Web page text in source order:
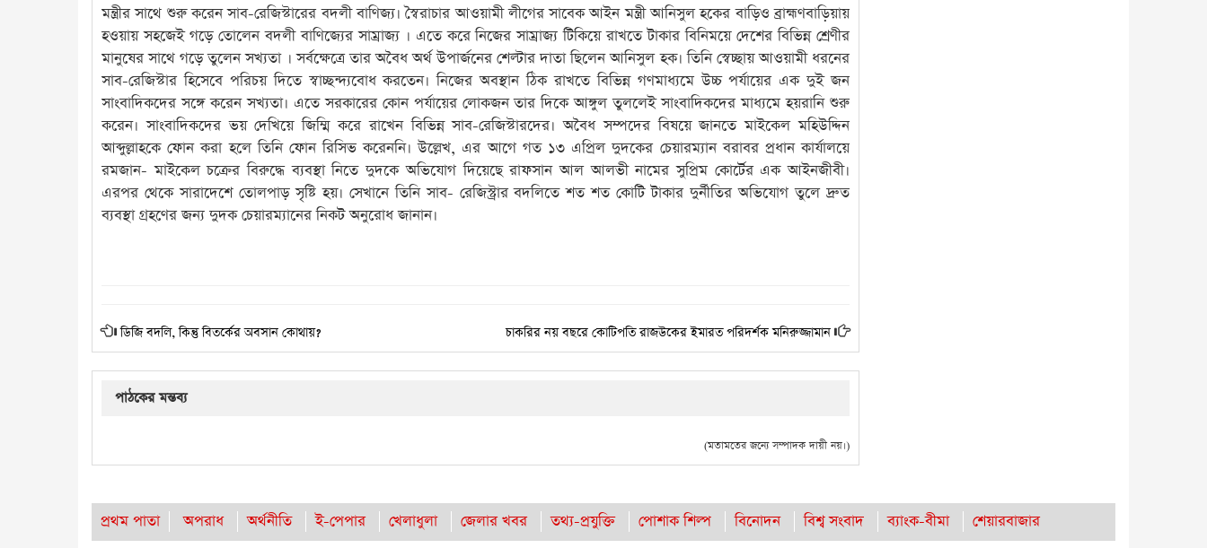
মন্ত্রীর সাথে শুরু করেন সাব-রেজিস্টারের বদলী বাণিজ্য। স্বৈরাচার আওয়ামী লীগের সাবেক আইন মন্ত্রী আনিসুল হকের বাড়িও ব্রাহ্মণবাড়িয়ায়
হওয়ায় সহজেই গড়ে তোলেন বদলী বাণিজ্যের সাম্রাজ্য । এতে করে নিজের সাম্রাজ্য টিকিয়ে রাখতে টাকার বিনিময়ে দেশের বিভিন্ন শ্রেণীর
মানুষের সাথে গড়ে তুলেন সখ্যতা । সর্বক্ষেত্রে তার অবৈধ অর্থ উপার্জনের শেল্টার দাতা ছিলেন আনিসুল হক। তিনি স্বেচ্ছায় আওয়ামী ধরনের
সাব-রেজিস্টার হিসেবে পরিচয় দিতে স্বাচ্ছন্দ্যবোধ করতেন। নিজের অবস্থান ঠিক রাখতে বিভিন্ন গণমাধ্যমে উচ্চ পর্যায়ের এক দুই জন
সাংবাদিকদের সঙ্গে করেন সখ্যতা। এতে সরকারের কোন পর্যায়ের লোকজন তার দিকে আঙ্গুল তুললেই সাংবাদিকদের মাধ্যমে হয়রানি শুরু
করেন। সাংবাদিকদের ভয় দেখিয়ে জিম্মি করে রাখেন বিভিন্ন সাব-রেজিস্টারদের। অবৈধ সম্পদের বিষয়ে জানতে মাইকেল মহিউদ্দিন
আব্দুল্লাহকে ফোন করা হলে তিনি ফোন রিসিভ করেননি। উল্লেখ, এর আগে গত ১৩ এপ্রিল দুদকের চেয়ারম্যান বরাবর প্রধান কার্যালয়ে
রমজান- মাইকেল চক্রের বিরুদ্ধে ব্যবস্থা নিতে দুদকে অভিযোগ দিয়েছে রাফসান আল আলভী নামের সুপ্রিম কোর্টের এক আইনজীবী।
এরপর থেকে সারাদেশে তোলপাড় সৃষ্টি হয়। সেখানে তিনি সাব- রেজিস্ট্রার বদলিতে শত শত কোটি টাকার দুর্নীতির অভিযোগ তুলে দ্রুত
ব্যবস্থা গ্রহণের জন্য দুদক চেয়ারম্যানের নিকট অনুরোধ জানান।
ডিজি বদলি, কিন্তু বিতর্কের অবসান কোথায়? চাকরির নয় বছরে কোটিপতি রাজউকের ইমারত পরিদর্শক মনিরুজ্জামান
পাঠকের মন্তব্য
(মতামতের জন্যে সম্পাদক দায়ী নয়।)
প্রথম পাতা অপরাধ অর্থনীতি ই-পেপার খেলাধুলা জেলার খবর তথ্য-প্রযুক্তি পোশাক শিল্প বিনোদন বিশ্ব সংবাদ ব্যাংক-বীমা শেয়ারবাজার